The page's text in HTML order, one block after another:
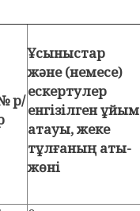
р/
Ұсыныстар
және (немесе)
ескертулер
енгізілген ұйым
атауы, жеке
тұлғаның аты-
жөні